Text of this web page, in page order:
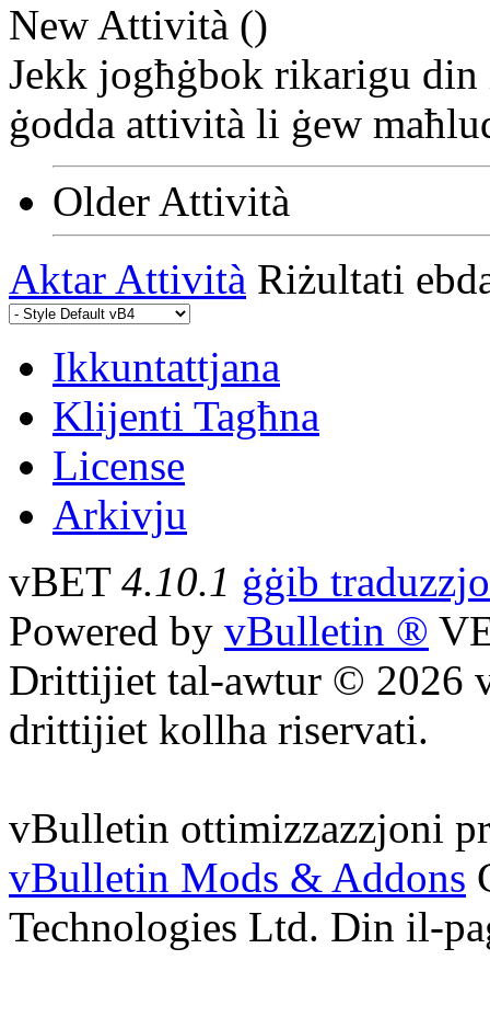
New Attività ()
Jekk jogħġbok rikarigu
ġodda attività li ġew
Older Attività
Aktar Attività Riżultati
Ikkuntattjana
Klijenti Tagħna
License
Arkivju
vBET 4.10.1 ġġib
Powered by vBulletin ®
Drittijiet tal-awtur © 2026
drittijiet kollha riservati.
vBulletin ottimizzazzjoni
vBulletin Mods & Addons
Technologies Ltd. Din il-